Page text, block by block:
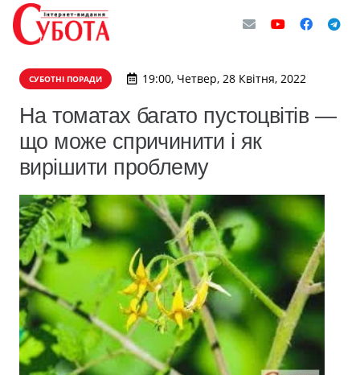
СУБОТНІ ПОРАДИ 19:00, Четвер, 28 Квітня, 2022
На томатах багато пустоцвітів —
що може спричинити і як
вирішити проблему